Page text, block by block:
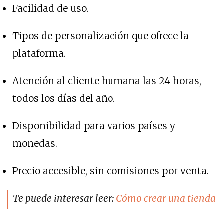
Facilidad de uso.
Tipos de personalización que ofrece la
plataforma.
Atención al cliente humana las 24 horas,
todos los días del año.
Disponibilidad para varios países y
monedas.
Precio accesible, sin comisiones por venta.
Te puede interesar leer: Cómo crear una tienda